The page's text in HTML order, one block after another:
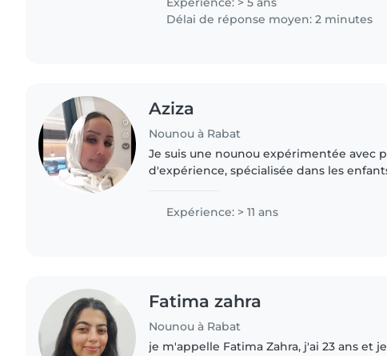
Délai de réponse moyen: 2 minutes
Aziza
Nounou à Rabat
Je suis une nounou expérimentée avec
d'expérience, spécialisée dans les
comme l'autisme. Parlant..
Expérience: > 11 ans
Fatima zahra
Nounou à Rabat
je m'appelle Fatima Zahra, j'ai 23 ans et